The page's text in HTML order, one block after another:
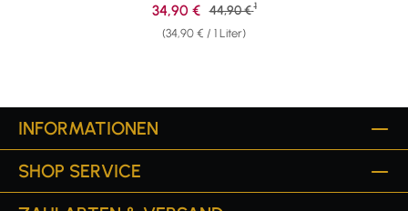
(34,90 € / 1 Liter)
Verkaufspreis:
34,90 € Regulärer Preis:
44,90 € 1
INFORMATIONEN
SHOP SERVICE